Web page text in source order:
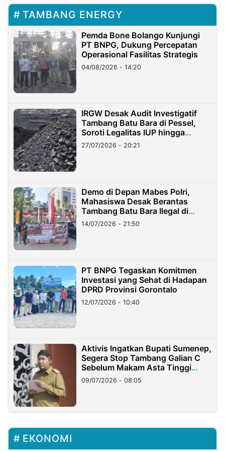
TAMBANG ENERGY
Pemda Bone Bolango Kunjungi
PT BNPG, Dukung Percepatan
Operasional Fasilitas Strategis
04/08/2026 - 14:20
IRGW Desak Audit Investigatif
Tambang Batu Bara di Pessel,
Soroti Legalitas IUP hingga
Stockpile
27/07/2026 - 20:21
Demo di Depan Mabes Polri,
Mahasiswa Desak Berantas
Tambang Batu Bara Ilegal di
Lampung
14/07/2026 - 21:50
PT BNPG Tegaskan Komitmen
Investasi yang Sehat di Hadapan
DPRD Provinsi Gorontalo
12/07/2026 - 10:40
Aktivis Ingatkan Bupati Sumenep,
Segera Stop Tambang Galian C
Sebelum Makam Asta Tinggi
Longsor
09/07/2026 - 08:05
EKONOMI